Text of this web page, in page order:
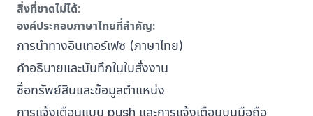
สิ่งที่ขาดไม่ได้:
องค์ประกอบภาษาไทยที่สำคัญ:
การนำทางอินเทอร์เฟซ (ภาษาไทย)
คำอธิบายและบันทึกในใบสั่งงาน
ชื่อทรัพย์สินและข้อมูลตำแหน่ง
การแจ้งเตือนแบบ push และการแจ้งเตือนบนมือถือ